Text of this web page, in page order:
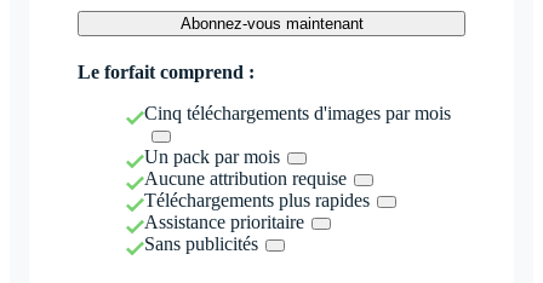
Abonnez-vous maintenant
Le forfait comprend :
Cinq téléchargements d'images par mois
Un pack par mois
Aucune attribution requise
Téléchargements plus rapides
Assistance prioritaire
Sans publicités